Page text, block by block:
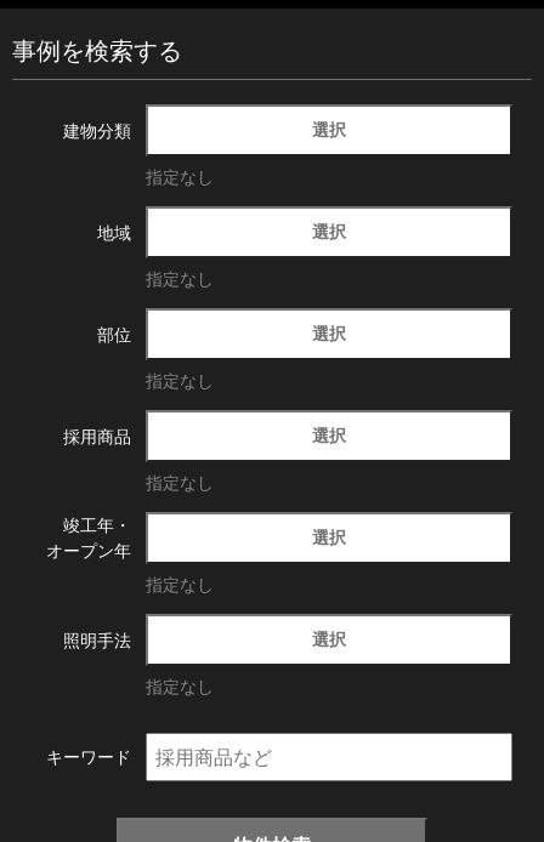
事例を検索する
建物分類 選択
指定なし
地域 選択
指定なし
部位 選択
指定なし
採用商品 選択
指定なし
竣工年・
オープン年
選択
指定なし
照明手法 選択
指定なし
キーワード